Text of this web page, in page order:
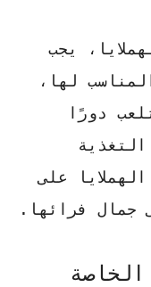
يجب
لها،
دورًا
على
جمال فرائها.
الخاصة